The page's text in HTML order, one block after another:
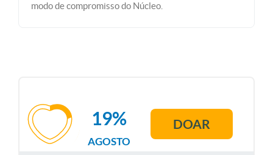
modo de compromisso do Núcleo.
AGOSTO
19% DOAR